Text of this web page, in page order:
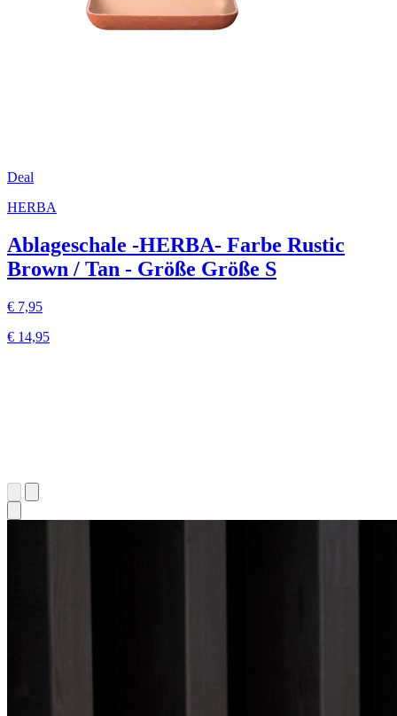
Deal
HERBA
Ablageschale -HERBA- Farbe Rustic
Brown / Tan - Größe Größe S
€ 7,95
€ 14,95